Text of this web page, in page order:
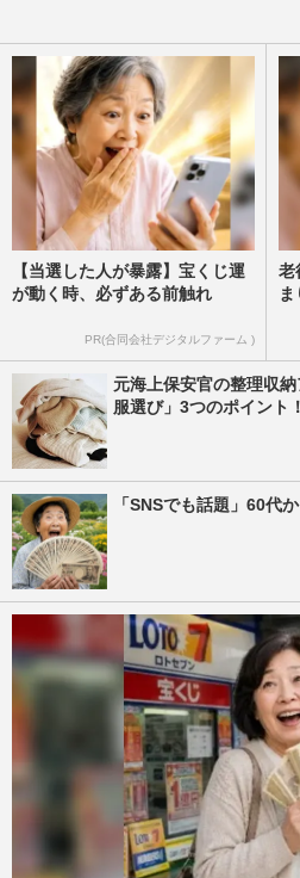
【当選した人が暴露】宝くじ運
が動く時、必ずある前触れ
PR(合同会社デジタルファーム )
老
元海上保安官の整理収
服選び」3つのポイント
「SNSでも話題」60代